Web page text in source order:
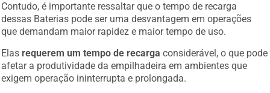
Contudo, é importante ressaltar que o tempo de recarga
dessas Baterias pode ser uma desvantagem em operações
que demandam maior rapidez e maior tempo de uso.
Elas requerem um tempo de recarga considerável, o que pode
afetar a produtividade da empilhadeira em ambientes que
exigem operação ininterrupta e prolongada.